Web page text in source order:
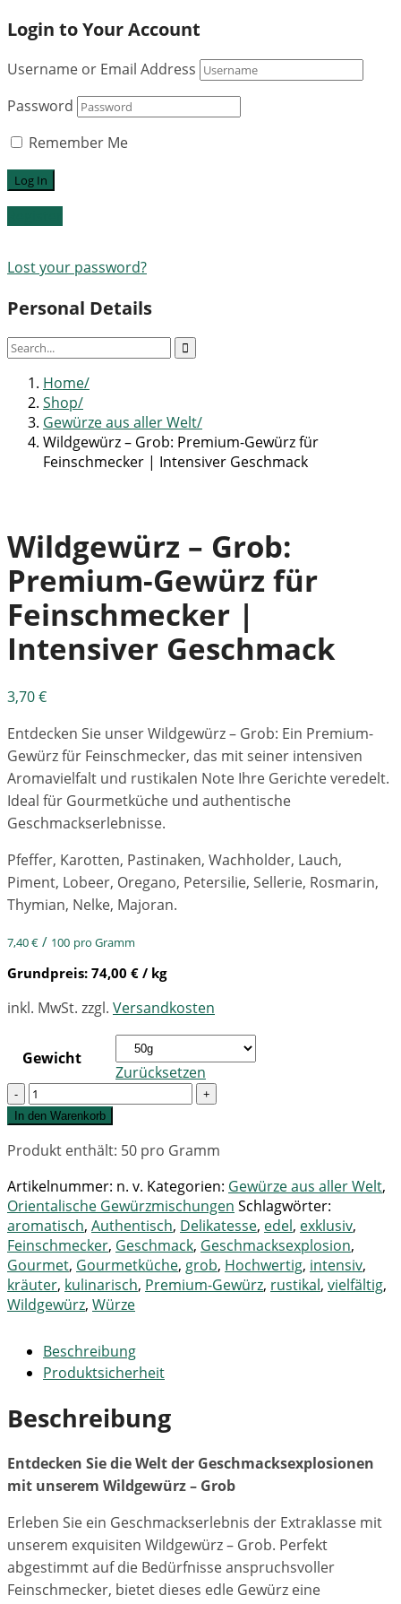
Login to Your Account
Username or Email Address
Password
Remember Me
Lost your password?
Personal Details
Home
Shop
Gewürze aus aller Welt
Wildgewürz – Grob: Premium-Gewürz für
Feinschmecker | Intensiver Geschmack
Wildgewürz – Grob:
Premium-Gewürz für
Feinschmecker |
Intensiver Geschmack
3,70€
Entdecken Sie unser Wildgewürz – Grob: Ein Premium-
Gewürz für Feinschmecker, das mit seiner intensiven
Aromavielfalt und rustikalen Note Ihre Gerichte veredelt.
Ideal für Gourmetküche und authentische
Geschmackserlebnisse.
Pfeffer, Karotten, Pastinaken, Wachholder, Lauch,
Piment, Lobeer, Oregano, Petersilie, Sellerie, Rosmarin,
Thymian, Nelke, Majoran.
7,40€ / 100 pro Gramm
Grundpreis: 74,00 € / kg
inkl. MwSt. zzgl. Versandkosten
Gewicht
Zurücksetzen
Quantity
In den Warenkorb
Produkt enthält: 50 pro Gramm
Artikelnummer: n. v. Kategorien: Gewürze aus aller Welt,
Orientalische Gewürzmischungen Schlagwörter:
aromatisch, Authentisch, Delikatesse, edel, exklusiv,
Feinschmecker, Geschmack, Geschmacksexplosion,
Gourmet, Gourmetküche, grob, Hochwertig, intensiv,
kräuter, kulinarisch, Premium-Gewürz, rustikal, vielfältig,
Wildgewürz, Würze
Beschreibung
Produktsicherheit
Beschreibung
Entdecken Sie die Welt der Geschmacksexplosionen
mit unserem Wildgewürz – Grob
Erleben Sie ein Geschmackserlebnis der Extraklasse mit
unserem exquisiten Wildgewürz – Grob. Perfekt
abgestimmt auf die Bedürfnisse anspruchsvoller
Feinschmecker, bietet dieses edle Gewürz eine